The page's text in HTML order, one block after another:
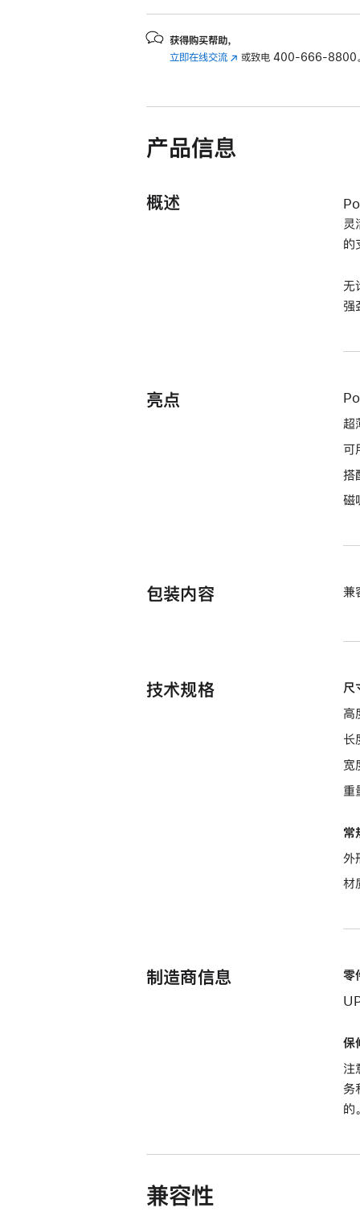
获得购买帮助，
立即在线交流 (在
口
打
开)
或致电400-666-8800
产品信息
概述
灵
的
无
强
亮点
超
可
搭
磁
包装内容 兼
技术规格
尺
高
长
宽
重
常
外
材
制造商信息
零
保
注
务
的
兼容性